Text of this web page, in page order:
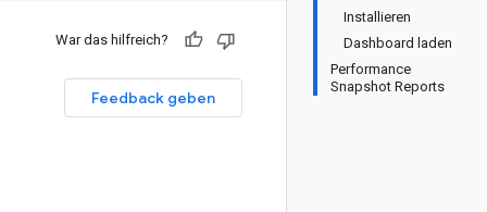
Installieren
Dashboard laden
Performance
Snapshot Reports
War das hilfreich?
Feedback geben